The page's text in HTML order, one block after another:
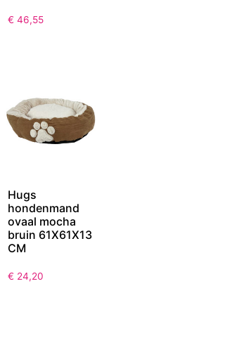
€ 46,55
Hugs
hondenmand
ovaal mocha
bruin 61X61X13
CM
€ 24,20